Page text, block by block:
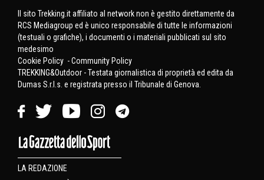
Il sito Trekking.it affiliato al network non è gestito direttamente da
RCS Mediagroup ed è unico responsabile di tutte le informazioni
(testuali o grafiche), i documenti o i materiali pubblicati sul sito
medesimo
Cookie Policy -Community Policy
TREKKING&Outdoor - Testata giornalistica di proprietà ed edita da
Dumas S.r.l.s. e registrata presso il Tribunale di Genova.
LA REDAZIONE